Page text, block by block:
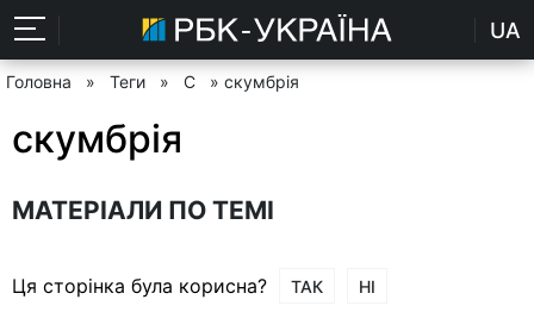
UA
Головна » Теги » С » скумбрія
скумбрія
МАТЕРІАЛИ ПО ТЕМІ
Ця сторінка була корисна? ТАК НІ